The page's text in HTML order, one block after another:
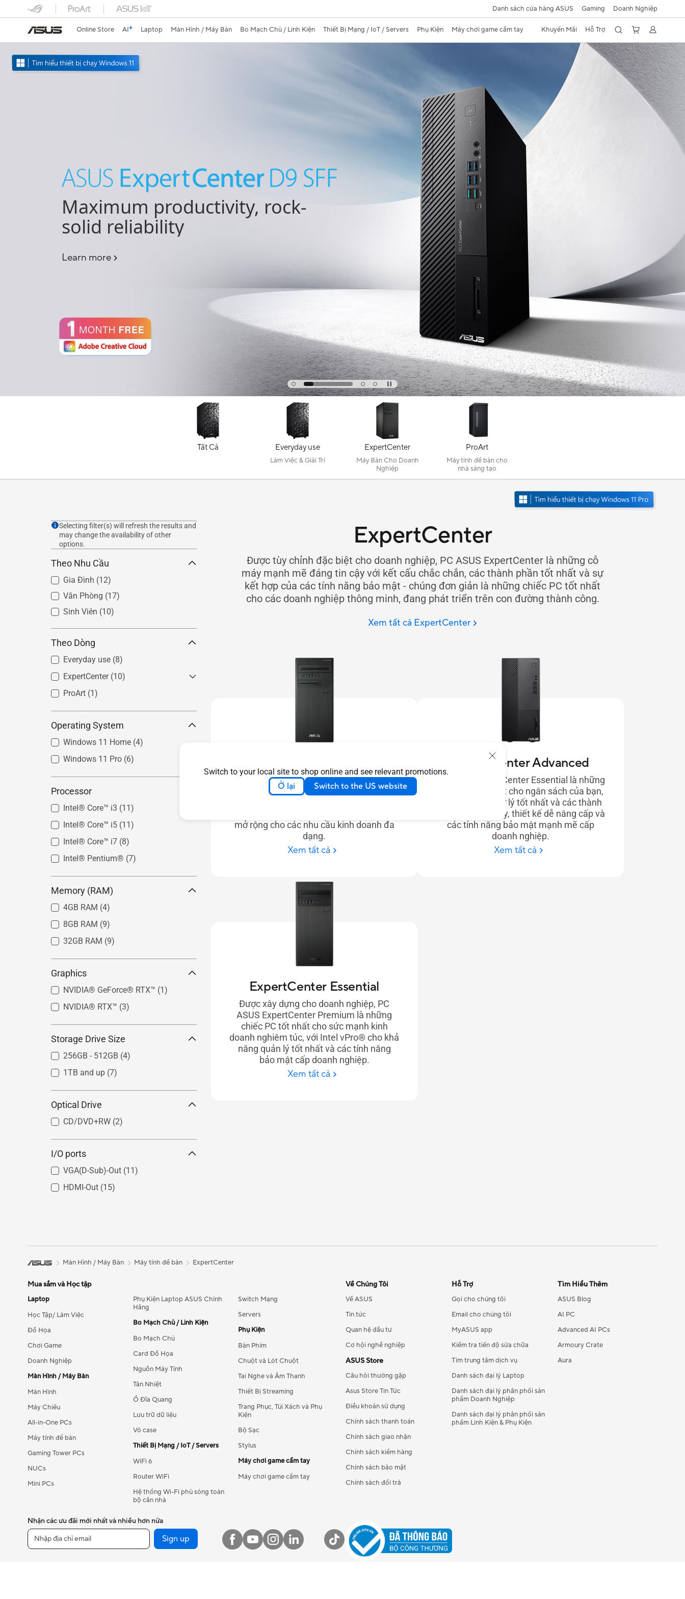
Switch to your local site to shop online and see relevant promotions.
Ở lại Switch to the US website
Danh sách cửa hàng ASUS Gaming Doanh Nghiệp
Online Store AI Laptop Màn Hình / Máy Bàn Bo Mạch Chủ / Linh Kiện Thiết Bị Mạng / IoT / Servers Phụ Kiện Máy chơi game cầm tay Khuyến Mãi Hỗ Trợ
Maximum productivity, rock-
solid reliability
Learn more
Tất Cả Everyday use
Làm Việc & Giải Trí
ExpertCenter
Máy Bàn Cho Doanh
Nghiệp
ProArt
Máy tính để bàn cho
nhà sáng tạo
Selecting filter(s) will refresh the results and
may change the availability of other
options.
Theo Nhu Cầu
Gia Đình (12)
Văn Phòng (17)
Sinh Viên (10)
Theo Dòng
Everyday use (8)
ExpertCenter (10)
ExpertCenter Premium
ExpertCenter Advanced(4)
ExpertCenter Essential
ProArt (1)
Operating System
Windows 11 Home (4)
Windows 11 Pro (6)
Processor
Intel® Core™ i3 (11)
Intel® Core™ i5 (11)
Intel® Core™ i7 (8)
Intel® Pentium® (7)
Memory (RAM)
4GB RAM (4)
8GB RAM (9)
32GB RAM (9)
Graphics
NVIDIA® GeForce® RTX™ (1)
NVIDIA® RTX™ (3)
Storage Drive Size
256GB - 512GB (4)
1TB and up (7)
Optical Drive
CD/DVD+RW (2)
I/O ports
VGA(D-Sub)-Out (11)
HDMI-Out (15)
ExpertCenter
Được tùy chỉnh đặc biệt cho doanh nghiệp, PC ASUS ExpertCenter là những cỗ
máy mạnh mẽ đáng tin cậy với kết cấu chắc chắn, các thành phần tốt nhất và sự
kết hợp của các tính năng bảo mật - chúng đơn giản là những chiếc PC tốt nhất
cho các doanh nghiệp thông minh, đang phát triển trên con đường thành công.
Xem tất cả ExpertCenter
Mạnh mẽ, bảo mật và sẵn sàng cho
doanh nghiệp, Máy tính nâng cao ASUS
mở rộng cho các nhu cầu kinh doanh đa
dạng.
Xem tất cả
ExpertCenter Advanced
PC ASUS ExpertCenter Essential là những
chiếc PC tốt nhất cho ngân sách của bạn,
với sức mạnh xử lý tốt nhất và các thành
phần đáng tin cậy, thiết kế dễ nâng cấp và
các tính năng bảo mật mạnh mẽ cấp
doanh nghiệp.
Xem tất cả
ExpertCenter Essential
Được xây dựng cho doanh nghiệp, PC
ASUS ExpertCenter Premium là những
chiếc PC tốt nhất cho sức mạnh kinh
doanh nghiêm túc, với Intel vPro® cho khả
năng quản lý tốt nhất và các tính năng
bảo mật cấp doanh nghiệp.
Xem tất cả
Màn Hình / Máy Bàn Máy tính để bàn ExpertCenter
Mua sắm và Học tập
Laptop
Học Tập/ Làm Việc
Đồ Họa
Chơi Game
Doanh Nghiệp
Màn Hình / Máy Bàn
Màn Hình
Máy Chiếu
All-in-One PCs
Máy tính để bàn
Gaming Tower PCs
NUCs
Mini PCs
Phụ Kiện Laptop ASUS Chính
Hãng
Bo Mạch Chủ / Linh Kiện
Bo Mạch Chủ
Card Đồ Họa
Nguồn Máy Tính
Tản Nhiệt
Ổ Đĩa Quang
Lưu trữ dữ liệu
Vỏ case
Thiết Bị Mạng / IoT / Servers
WiFi 6
Router WiFi
Hệ thống Wi-Fi phủ sóng toàn
bộ căn nhà
Switch Mạng
Servers
Phụ Kiện
Bàn Phím
Chuột và Lót Chuột
Tai Nghe và Âm Thanh
Thiết Bị Streaming
Trang Phục, Túi Xách và Phụ
Kiện
Bộ Sạc
Stylus
Máy chơi game cầm tay
Máy chơi game cầm tay
Về Chúng Tôi
Về ASUS
Tin tức
Quan hệ đầu tư
Cơ hội nghề nghiệp
ASUS Store
Câu hỏi thường gặp
Asus Store Tin Tức
Điều khoản sử dụng
Chính sách thanh toán
Chính sách giao nhận
Chính sách kiểm hàng
Chính sách bảo mật
Chính sách đổi trả
Hỗ Trợ
Gọi cho chúng tôi
Email cho chúng tôi
MyASUS app
Kiểm tra tiến độ sửa chữa
Tìm trung tâm dịch vụ
Danh sách đại lý Laptop
Danh sách đại lý phân phối sản
phẩm Doanh Nghiệp
Danh sách đại lý phân phối sản
phẩm Linh Kiện & Phụ Kiện
Tìm Hiểu Thêm
ASUS Blog
AI PC
Advanced AI PCs
Armoury Crate
Aura
Nhận các ưu đãi mới nhất và nhiều hơn nữa
Sign up